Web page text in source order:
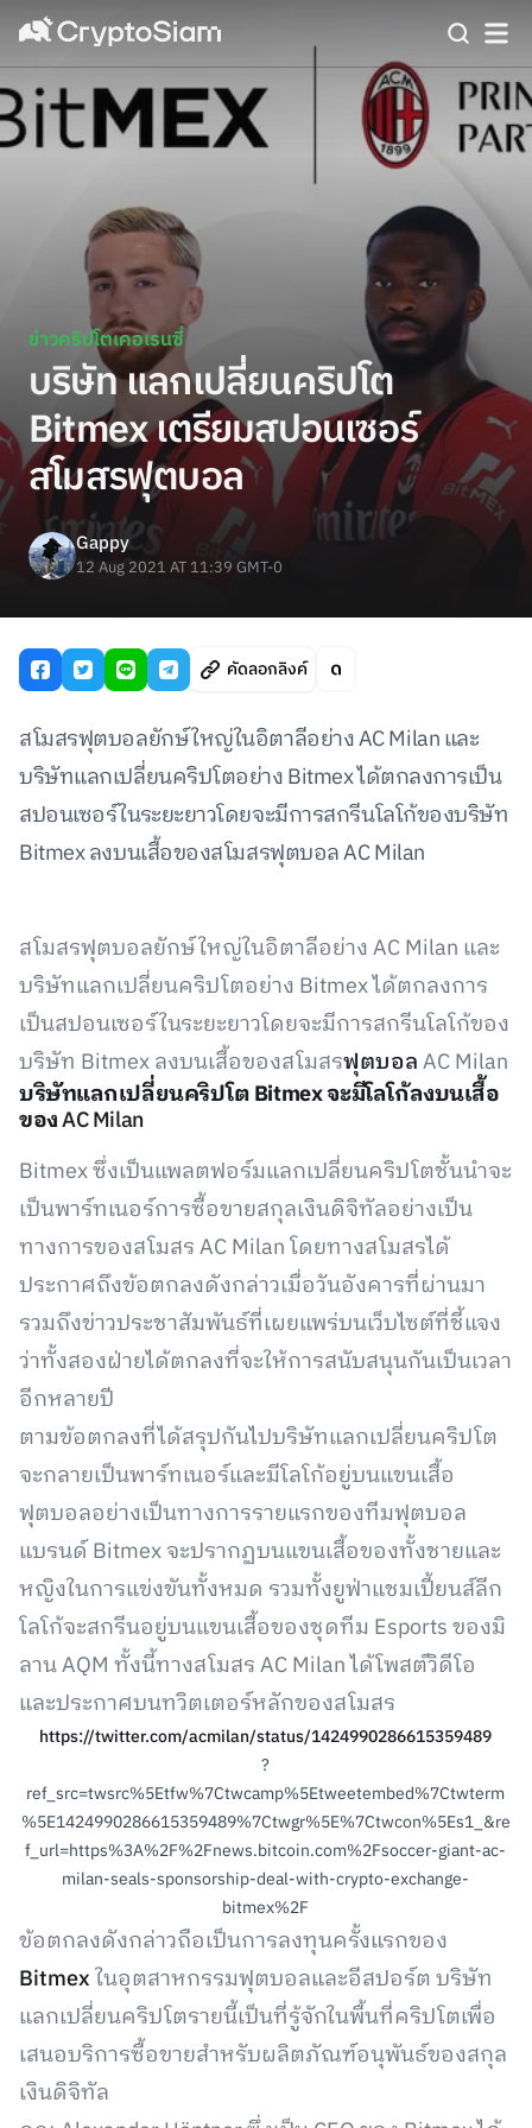
ข่าวคริปโตเคอเรนซี่
บริษัท แลกเปลี่ยนคริปโต
Bitmex เตรียมสปอนเซอร์
สโมสรฟุตบอล
Gappy
12 Aug 2021 AT 11:39 GMT-0
คัดลอกลิงค์
สโมสรฟุตบอลยักษ์ใหญ่ในอิตาลีอย่าง AC Milan และ
บริษัทแลกเปลี่ยนคริปโตอย่าง Bitmex ได้ตกลงการเป็น
สปอนเซอร์ในระยะยาวโดยจะมีการสกรีนโลโก้ของบริษัท
Bitmex ลงบนเสื้อของสโมสรฟุตบอล AC Milan
สโมสรฟุตบอลยักษ์ใหญ่ในอิตาลีอย่าง AC Milan และ
บริษัทแลกเปลี่ยนคริปโตอย่าง Bitmex ได้ตกลงการ
เป็นสปอนเซอร์ในระยะยาวโดยจะมีการสกรีนโลโก้ของ
บริษัท Bitmex ลงบนเสื้อของสโมสรฟุตบอลAC Milan
บริษัทแลกเปลี่ยนคริปโต Bitmex จะมีโลโก้ลงบนเสื้อ
ของAC Milan
Bitmex ซึ่งเป็นแพลตฟอร์มแลกเปลี่ยนคริปโตชั้นนำจะ
เป็นพาร์ทเนอร์การซื้อขายสกุลเงินดิจิทัลอย่างเป็น
ทางการของสโมสร AC Milan โดยทางสโมสรได้
ประกาศถึงข้อตกลงดังกล่าวเมื่อวันอังคารที่ผ่านมา
รวมถึงข่าวประชาสัมพันธ์ที่เผยแพร่บนเว็บไซต์ที่ชี้แจง
ว่าทั้งสองฝ่ายได้ตกลงที่จะให้การสนับสนุนกันเป็นเวลา
อีกหลายปี
ตามข้อตกลงที่ได้สรุปกันไปบริษัทแลกเปลี่ยนคริปโต
จะกลายเป็นพาร์ทเนอร์และมีโลโก้อยู่บนแขนเสื้อ
ฟุตบอลอย่างเป็นทางการรายแรกของทีมฟุตบอล
แบรนด์ Bitmex จะปรากฏบนแขนเสื้อของทั้งชายและ
หญิงในการแข่งขันทั้งหมด รวมทั้งยูฟ่าแชมเปี้ยนส์ลีก
โลโก้จะสกรีนอยู่บนแขนเสื้อของชุดทีม Esports ของมิ
ลาน AQM ทั้งนี้ทางสโมสร AC Milan ได้โพสต์วิดีโอ
และประกาศบนทวิตเตอร์หลักของสโมสร
https://twitter.com/acmilan/status/1424990286615359489
?
ref_src=twsrc%5Etfw%7Ctwcamp%5Etweetembed%7Ctwterm
%5E1424990286615359489%7Ctwgr%5E%7Ctwcon%5Es1_&re
f_url=https%3A%2F%2Fnews.bitcoin.com%2Fsoccer-giant-ac-
milan-seals-sponsorship-deal-with-crypto-exchange-
bitmex%2F
ข้อตกลงดังกล่าวถือเป็นการลงทุนครั้งแรกของ
Bitmexในอุตสาหกรรมฟุตบอลและอีสปอร์ต บริษัท
แลกเปลี่ยนคริปโตรายนี้เป็นที่รู้จักในพื้นที่คริปโตเพื่อ
เสนอบริการซื้อขายสำหรับผลิตภัณฑ์อนุพันธ์ของสกุล
เงินดิจิทัล